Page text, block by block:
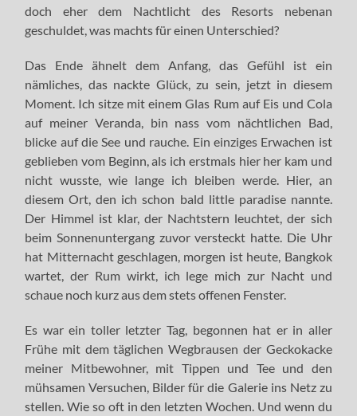
doch eher dem Nachtlicht des Resorts nebenan
geschuldet, was machts für einen Unterschied?
Das Ende ähnelt dem Anfang, das Gefühl ist ein
nämliches, das nackte Glück, zu sein, jetzt in diesem
Moment. Ich sitze mit einem Glas Rum auf Eis und Cola
auf meiner Veranda, bin nass vom nächtlichen Bad,
blicke auf die See und rauche. Ein einziges Erwachen ist
geblieben vom Beginn, als ich erstmals hier her kam und
nicht wusste, wie lange ich bleiben werde. Hier, an
diesem Ort, den ich schon bald little paradise nannte.
Der Himmel ist klar, der Nachtstern leuchtet, der sich
beim Sonnenuntergang zuvor versteckt hatte. Die Uhr
hat Mitternacht geschlagen, morgen ist heute, Bangkok
wartet, der Rum wirkt, ich lege mich zur Nacht und
schaue noch kurz aus dem stets offenen Fenster.
Es war ein toller letzter Tag, begonnen hat er in aller
Frühe mit dem täglichen Wegbrausen der Geckokacke
meiner Mitbewohner, mit Tippen und Tee und den
mühsamen Versuchen, Bilder für die Galerie ins Netz zu
stellen. Wie so oft in den letzten Wochen. Und wenn du